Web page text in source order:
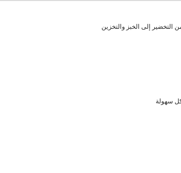
إلى الخبز والتخزين
سهولة